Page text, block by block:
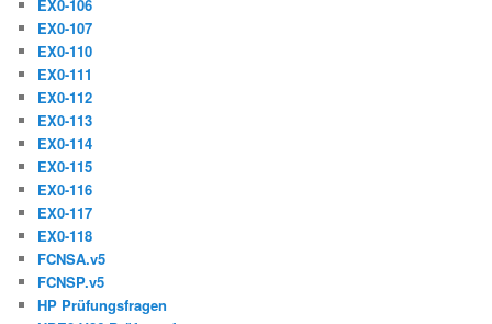
EX0-106
EX0-107
EX0-110
EX0-111
EX0-112
EX0-113
EX0-114
EX0-115
EX0-116
EX0-117
EX0-118
FCNSA.v5
FCNSP.v5
HP Prüfungsfragen